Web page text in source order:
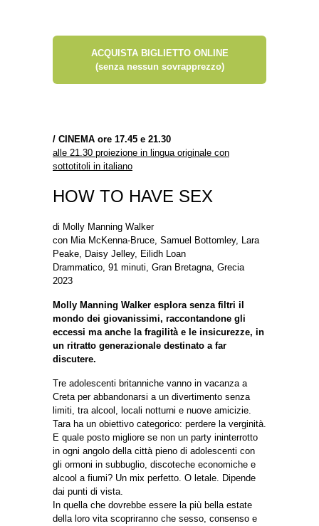
ACQUISTA BIGLIETTO ONLINE
(senza nessun sovrapprezzo)
/ CINEMA ore 17.45 e 21.30
alle 21.30 proiezione in lingua originale con
sottotitoli in italiano
HOW TO HAVE SEX
di Molly Manning Walker
con Mia McKenna-Bruce, Samuel Bottomley, Lara
Peake, Daisy Jelley, Eilidh Loan
Drammatico, 91 minuti, Gran Bretagna, Grecia
2023
Molly Manning Walker esplora senza filtri il
mondo dei giovanissimi, raccontandone gli
eccessi ma anche la fragilità e le insicurezze, in
un ritratto generazionale destinato a far
discutere.
Tre adolescenti britanniche vanno in vacanza a
Creta per abbandonarsi a un divertimento senza
limiti, tra alcool, locali notturni e nuove amicizie.
Tara ha un obiettivo categorico: perdere la verginità.
E quale posto migliore se non un party ininterrotto
in ogni angolo della città pieno di adolescenti con
gli ormoni in subbuglio, discoteche economiche e
alcool a fiumi? Un mix perfetto. O letale. Dipende
dai punti di vista.
In quella che dovrebbe essere la più bella estate
della loro vita scopriranno che sesso, consenso e